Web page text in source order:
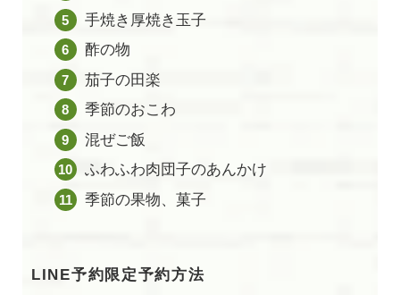
手焼き厚焼き玉子
酢の物
茄子の田楽
季節のおこわ
混ぜご飯
ふわふわ肉団子のあんかけ
季節の果物、菓子
LINE予約限定予約方法